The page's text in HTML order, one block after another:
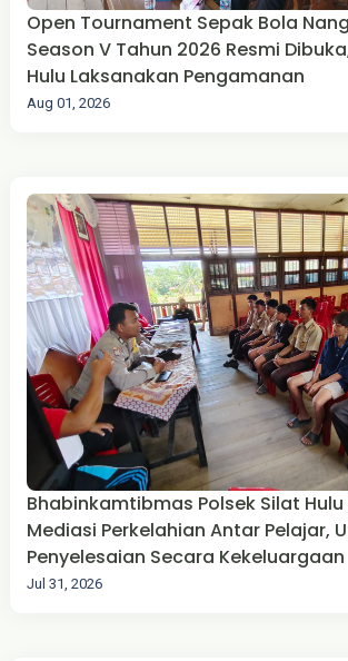
Open Tournament Sepak Bola
Season V Tahun 2026 Resmi
Hulu Laksanakan Pengamanan
Aug 01, 2026
Bhabinkamtibmas Polsek Silat
Mediasi Perkelahian Antar Pelajar,
Penyelesaian Secara Kekeluargaan
Jul 31, 2026